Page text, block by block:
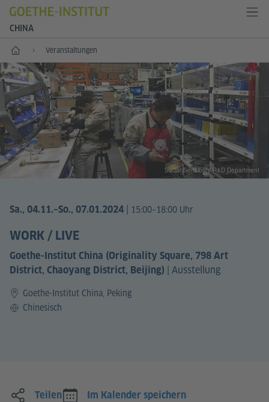
CHINA
Start Veranstaltungen
Sa., 04.11.–So., 07.01.2024 15:00–18:00 Uhr
WORK / LIVE
Goethe-Institut China (Originality Square, 798 Art
District, Chaoyang District, Beijing) | Ausstellung
Goethe-Institut China, Peking
SpracheChinesisch
Social Sensibility R&D Department
Teilen Im Kalender speichern